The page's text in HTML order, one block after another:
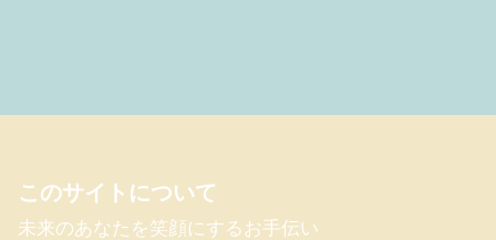
このサイトについて
未来のあなたを笑顔にするお手伝い